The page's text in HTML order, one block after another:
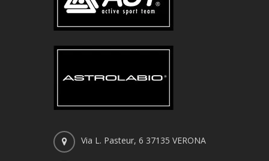
Via L. Pasteur, 6 37135 VERONA